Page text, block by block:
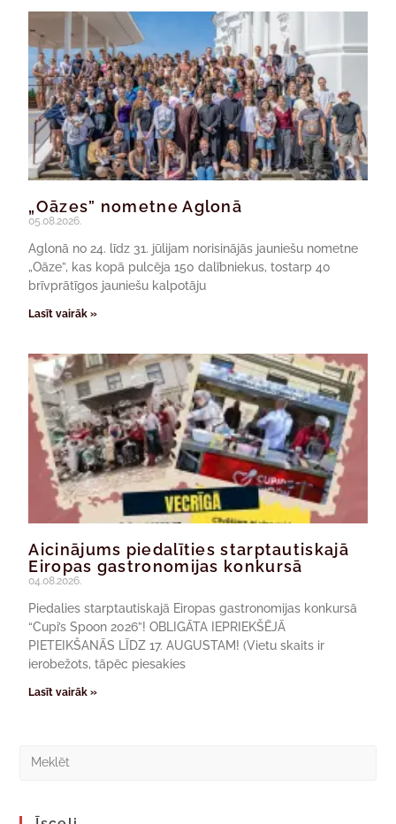
„Oāzes” nometne Aglonā
05.08.2026.
Aglonā no 24. līdz 31. jūlijam norisinājās jauniešu nometne
„Oāze”, kas kopā pulcēja 150 dalībniekus, tostarp 40
brīvprātīgos jauniešu kalpotāju
Lasīt vairāk »
Aicinājums piedalīties starptautiskajā
Eiropas gastronomijas konkursā
04.08.2026.
Piedalies starptautiskajā Eiropas gastronomijas konkursā
“Cupi’s Spoon 2026”! OBLIGĀTA IEPRIEKŠĒJĀ
PIETEIKŠANĀS LĪDZ 17. AUGUSTAM! (Vietu skaits ir
ierobežots, tāpēc piesakies
Lasīt vairāk »